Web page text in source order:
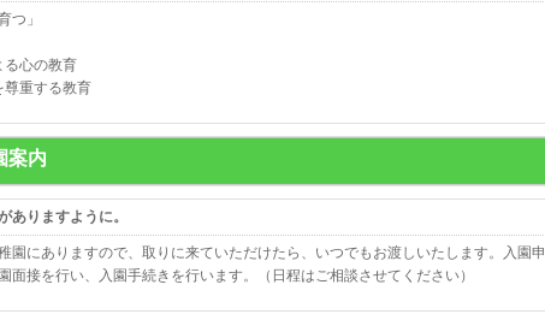
つ」
る心の教育
尊重する教育
案内
ありますように。
園にありますので、取りに来ていただけたら、いつでもお渡しいたします。入園申
面接を行い、入園手続きを行います。（日程はご相談させてください）